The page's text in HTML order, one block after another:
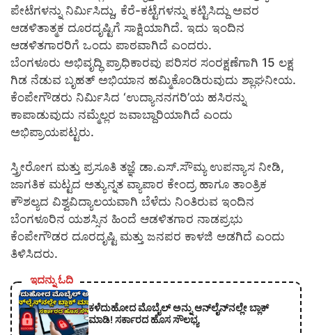
ಪೇಟೆಗಳನ್ನು ನಿರ್ಮಿಸಿದ್ದು, ಕೆರೆ-ಕಟ್ಟೆಗಳನ್ನು ಕಟ್ಟಿಸಿದ್ದು ಅವರ
ಆಡಳಿತಾತ್ಮಕ ದೂರದೃಷ್ಟಿಗೆ ಸಾಕ್ಷಿಯಾಗಿದೆ. ಇದು ಇಂದಿನ
ಆಡಳಿತಗಾರರಿಗೆ ಒಂದು ಪಾಠವಾಗಿದೆ ಎಂದರು.
ಬೆಂಗಳೂರು ಅಭಿವೃದ್ಧಿ ಪ್ರಾಧಿಕಾರವು ಪರಿಸರ ಸಂರಕ್ಷಣೆಗಾಗಿ 15 ಲಕ್ಷ
ಗಿಡ ನೆಡುವ ಬೃಹತ್ ಅಭಿಯಾನ ಹಮ್ಮಿಕೊಂಡಿರುವುದು ಶ್ಲಾಘನೀಯ.
ಕೆಂಪೇಗೌಡರು ನಿರ್ಮಿಸಿದ ‘ಉದ್ಯಾನನಗರಿ’ಯ ಹಸಿರನ್ನು
ಕಾಪಾಡುವುದು ನಮ್ಮೆಲ್ಲರ ಜವಾಬ್ದಾರಿಯಾಗಿದೆ ಎಂದು
ಅಭಿಪ್ರಾಯಪಟ್ಟರು.
ಸ್ತ್ರೀರೋಗ ಮತ್ತು ಪ್ರಸೂತಿ ತಜ್ಞೆ ಡಾ.ಎಸ್.ಸೌಮ್ಯ ಉಪನ್ಯಾಸ ನೀಡಿ,
ಜಾಗತಿಕ ಮಟ್ಟದ ಅತ್ಯುನ್ನತ ವ್ಯಾಪಾರ ಕೇಂದ್ರ ಹಾಗೂ ತಾಂತ್ರಿಕ
ಕೌಶಲ್ಯದ ವಿಶ್ವವಿದ್ಯಾಲಯವಾಗಿ ಬೆಳೆದು ನಿಂತಿರುವ ಇಂದಿನ
ಬೆಂಗಳೂರಿನ ಯಶಸ್ಸಿನ ಹಿಂದೆ ಆಡಳಿತಗಾರ ನಾಡಪ್ರಭು
ಕೆಂಪೇಗೌಡರ ದೂರದೃಷ್ಟಿ ಮತ್ತು ಜನಪರ ಕಾಳಜಿ ಅಡಗಿದೆ ಎಂದು
ತಿಳಿಸಿದರು.
ಇದನ್ನು ಓದಿ
ಕಳೆದುಹೋದ ಮೊಬೈಲ್ ಅನ್ನು ಆನ್‌ಲೈನ್‌ನಲ್ಲೇ ಬ್ಲಾಕ್
ಮಾಡಿ! ಸರ್ಕಾರದ ಹೊಸ ಸೌಲಭ್ಯ